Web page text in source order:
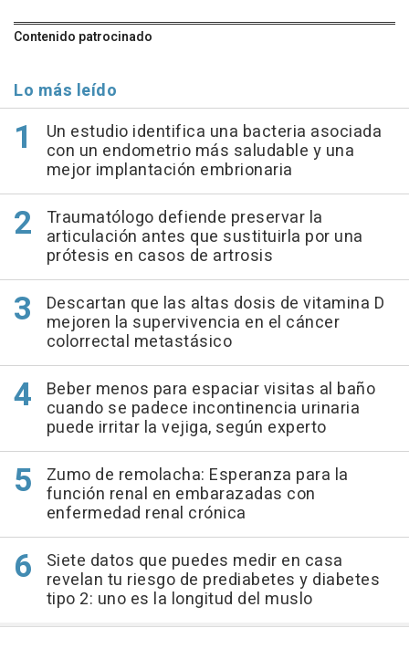
Contenido patrocinado
Lo más leído
Un estudio identifica una bacteria asociada
con un endometrio más saludable y una
mejor implantación embrionaria
Traumatólogo defiende preservar la
articulación antes que sustituirla por una
prótesis en casos de artrosis
Descartan que las altas dosis de vitamina D
mejoren la supervivencia en el cáncer
colorrectal metastásico
Beber menos para espaciar visitas al baño
cuando se padece incontinencia urinaria
puede irritar la vejiga, según experto
Zumo de remolacha: Esperanza para la
función renal en embarazadas con
enfermedad renal crónica
Siete datos que puedes medir en casa
revelan tu riesgo de prediabetes y diabetes
tipo 2: uno es la longitud del muslo